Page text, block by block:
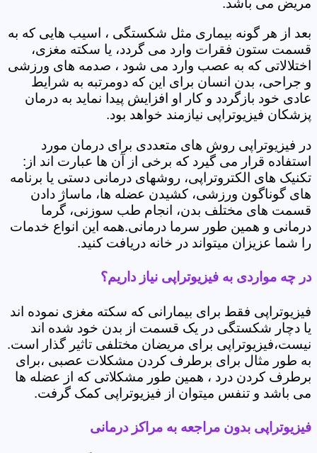
مریض می باشد.
بعد از هر گونه بیماری مثل شکستگی ، اسیب هایی که به
قسمت ستون فقرات وارد می گردد، یا سکته مغزی،
اختلالاتی که به عصب وارد می شود ، صدمه های ورزشی
و جراحی، بدن انسان برای این که دومرتبه به شرایط
عادی خود بازگردد و کار او افزایش پیدا نماید به درمان
پزشکان فیزیوتراپی نیازمند خواهد بود.
در فیزیوتراپی روش های متعددی برای درمان مورد
استفاده قرار می گیرد که برخی از آن ها عبارت اند از:
تکنیک های الکتروتراپی، روشهای درمانی دستی یا برنامه
های گوناگون ورزشی، کشیدن عضله ها، ماساژ دادن
قسمت های مختلف بدن، انجام طب سوزنی، گرما
درمانی و همین طور سرما درمانی.همه این انواع خدمات
را شما عزیزان میتواند در خانه دریافت کنید.
در چه مواردی به فیزیوتراپی نیاز داریم؟
فیزیوتراپی فقط برای بیمارانی که سکته مغزی نموده اند
یا دچار شکستگی در یک قسمت از بدن خود شده اند
نیست،فیزیوتراپی برای مریضان مختلفی تاثیر گذار است.
به طور مثال برای برطرف کردن مشکلات عصبی ،برای
برطرف کردن درد ، همین طور مشکلاتی که از عضله ها
می باشد و تنفس میتوان از فیزیوتراپی کمک گرفت.
فیزیوتراپی بدون مراجعه به مراکز درمانی